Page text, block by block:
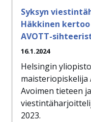
Syksyn
Häkkinen
AVOTT-
16.1.2024
Helsingin
maisteriopiskelija
Avoimen tieteen
2023.